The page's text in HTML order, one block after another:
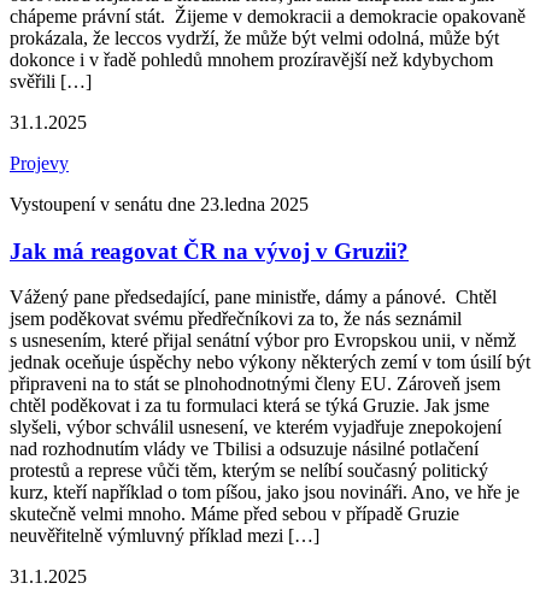
chápeme právní stát. Žijeme v demokracii a demokracie opakovaně
prokázala, že leccos vydrží, že může být velmi odolná, může být
dokonce i v řadě pohledů mnohem prozíravější než kdybychom
svěřili […]
31.1.2025
Projevy
Vystoupení v senátu dne 23.ledna 2025
Jak má reagovat ČR na vývoj v Gruzii?
Vážený pane předsedající, pane ministře, dámy a pánové. Chtěl
jsem poděkovat svému předřečníkovi za to, že nás seznámil
s usnesením, které přijal senátní výbor pro Evropskou unii, v němž
jednak oceňuje úspěchy nebo výkony některých zemí v tom úsilí být
připraveni na to stát se plnohodnotnými členy EU. Zároveň jsem
chtěl poděkovat i za tu formulaci která se týká Gruzie. Jak jsme
slyšeli, výbor schválil usnesení, ve kterém vyjadřuje znepokojení
nad rozhodnutím vlády ve Tbilisi a odsuzuje násilné potlačení
protestů a represe vůči těm, kterým se nelíbí současný politický
kurz, kteří například o tom píšou, jako jsou novináři. Ano, ve hře je
skutečně velmi mnoho. Máme před sebou v případě Gruzie
neuvěřitelně výmluvný příklad mezi […]
31.1.2025